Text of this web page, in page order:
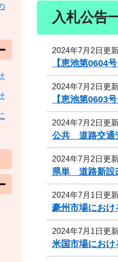
入札公告
2024年7月2日更
【恵池第0604
2024年7月2日更
【恵池第0603
2024年7月2日更
公共 道路交通
2024年7月2日更
県単 道路新設
2024年7月1日更
豪州市場におけ
2024年7月1日更
米国市場におけ